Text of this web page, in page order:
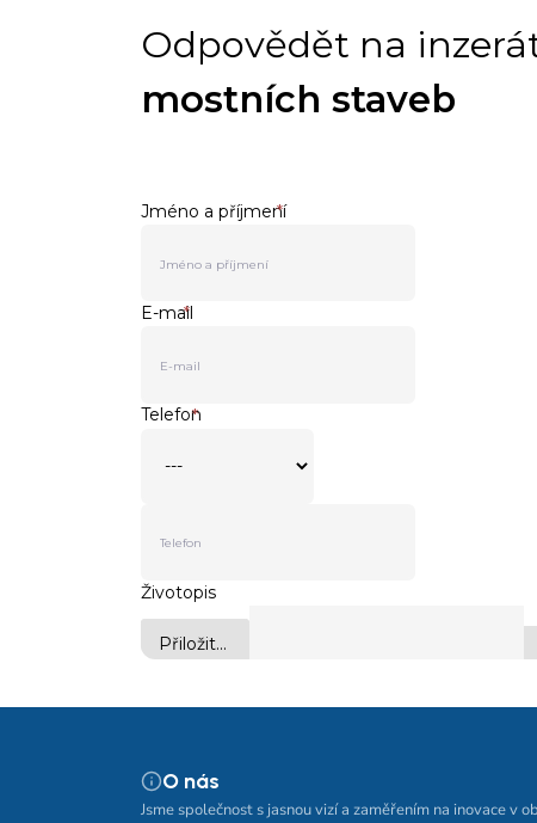
O nás
Jsme společnost s jasnou vizí a zaměřením na inovace v